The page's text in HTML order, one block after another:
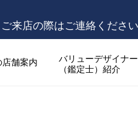
来店の際はご連絡ください
店舗案内
バリューデザイナー
（鑑定士）紹介